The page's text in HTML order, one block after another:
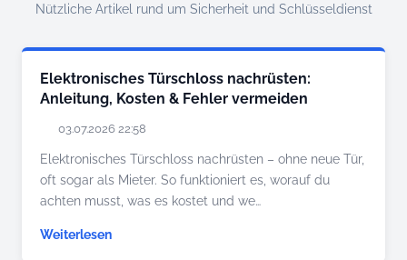
Nützliche Artikel rund um Sicherheit und Schlüsseldienst
Elektronisches Türschloss nachrüsten:
Anleitung, Kosten & Fehler vermeiden
03.07.2026 22:58
Elektronisches Türschloss nachrüsten – ohne neue Tür,
oft sogar als Mieter. So funktioniert es, worauf du
achten musst, was es kostet und we…
Weiterlesen